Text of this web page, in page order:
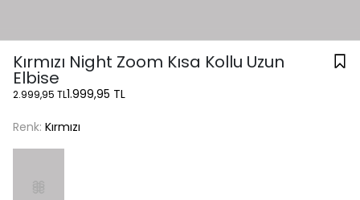
Kırmızı Night Zoom Kısa Kollu Uzun
Elbise
2.999,95 TL1.999,95 TL
Renk: Kırmızı